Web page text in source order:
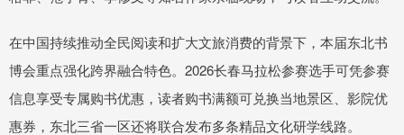
在中国持续推动全民阅读和扩大文旅消费的背景下，本届东北书
博会重点强化跨界融合特色。2026长春马拉松参赛选手可凭参赛
信息享受专属购书优惠，读者购书满额可兑换当地景区、影院优
惠券，东北三省一区还将联合发布多条精品文化研学线路。